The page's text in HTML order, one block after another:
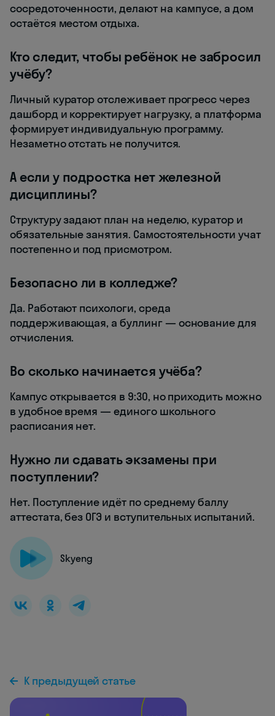
сосредоточенности, делают на кампусе, а дом
остаётся местом отдыха.
Кто следит, чтобы ребёнок не забросил
учёбу?
Личный куратор отслеживает прогресс через
дашборд и корректирует нагрузку, а платформа
формирует индивидуальную программу.
Незаметно отстать не получится.
А если у подростка нет железной
дисциплины?
Структуру задают план на неделю, куратор и
обязательные занятия. Самостоятельности учат
постепенно и под присмотром.
Безопасно ли в колледже?
Да. Работают психологи, среда
поддерживающая, а буллинг — основание для
отчисления.
Во сколько начинается учёба?
Кампус открывается в 9:30, но приходить можно
в удобное время — единого школьного
расписания нет.
Нужно ли сдавать экзамены при
поступлении?
Нет. Поступление идёт по среднему баллу
аттестата, без ОГЭ и вступительных испытаний.
Skyeng
К предыдущей статье